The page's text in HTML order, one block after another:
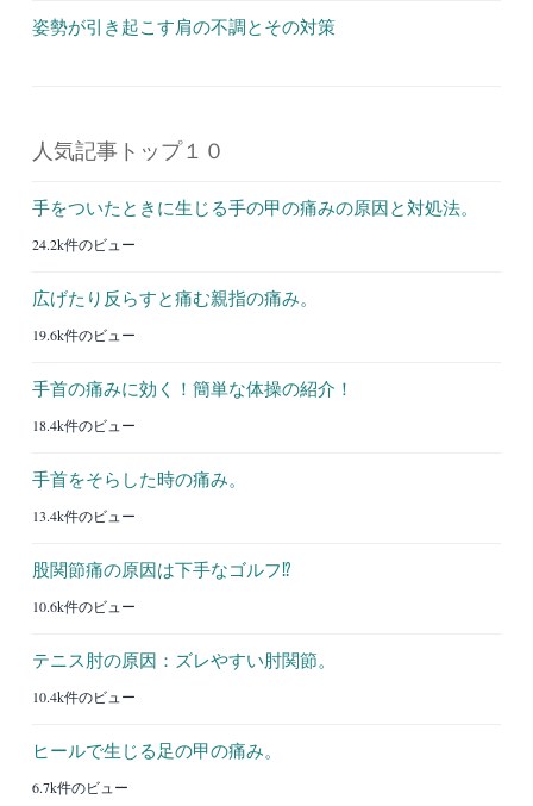
姿勢が引き起こす肩の不調とその対策
人気記事トップ１０
手をついたときに生じる手の甲の痛みの原因と対処法。
24.2k件のビュー
広げたり反らすと痛む親指の痛み。
19.6k件のビュー
手首の痛みに効く！簡単な体操の紹介！
18.4k件のビュー
手首をそらした時の痛み。
13.4k件のビュー
股関節痛の原因は下手なゴルフ⁉︎
10.6k件のビュー
テニス肘の原因：ズレやすい肘関節。
10.4k件のビュー
ヒールで生じる足の甲の痛み。
6.7k件のビュー